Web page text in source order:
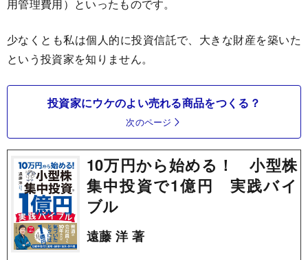
用管理費用）といったものです。
少なくとも私は個人的に投資信託で、大きな財産を築いた
という投資家を知りません。
投資家にウケのよい売れる商品をつくる？
次のページ
10万円から始める！ 小型株
集中投資で1億円 実践バイ
ブル
遠藤 洋 著